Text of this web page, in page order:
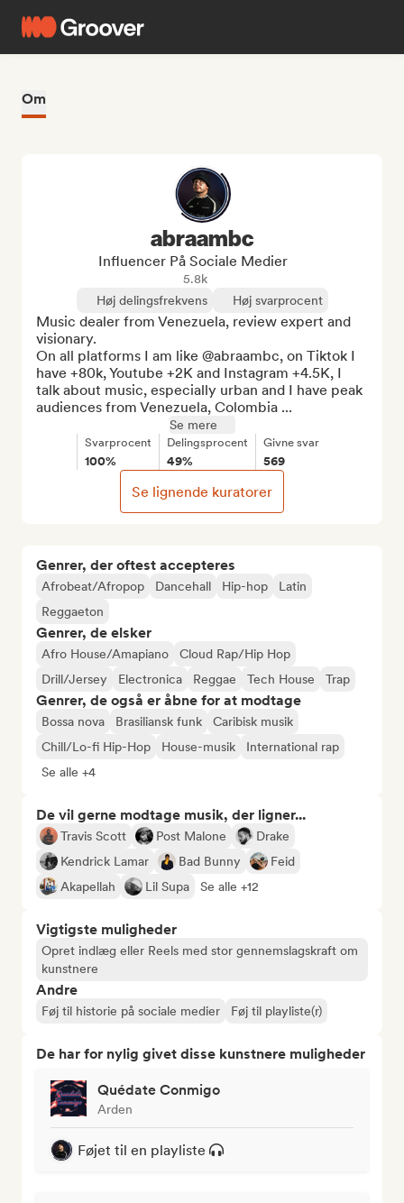
Om
Genrer, der oftest accepteres
Afrobeat/Afropop Dancehall Hip-hop
Latin
Reggaeton
Genrer, de elsker
Afro House/Amapiano
Cloud Rap/Hip Hop
Drill/Jersey
Electronica Reggae Tech House Trap
Genrer, de også er åbne for at modtage
Bossa nova Brasiliansk funk
Caribisk musik
Chill/Lo-fi Hip-Hop
House-musik
International rap
Se alle +4
De vil gerne modtage musik, der ligner...
Travis Scott Post Malone
Drake
Kendrick Lamar
Bad Bunny
Feid
Akapellah
Lil Supa Se alle +12
Vigtigste muligheder
Opret indlæg eller Reels med stor gennemslagskraft om
kunstnere
Andre
Føj til historie på sociale medier Føj til playliste(r)
De har for nylig givet disse kunstnere muligheder
Quédate Conmigo
Arden
Føjet til en playliste
abraambc
Influencer På Sociale Medier
5.8k
Høj delingsfrekvens
Høj svarprocent
Music dealer from Venezuela, review expert and
visionary.
On all platforms I am like @abraambc, on Tiktok I
have +80k, Youtube +2K and Instagram +4.5K, I
talk about music, especially urban and I have peak
audiences from Venezuela, Colombia ...
Se mere
Svarprocent
100%
Delingsprocent
49%
Givne svar
569
Se lignende kuratorer